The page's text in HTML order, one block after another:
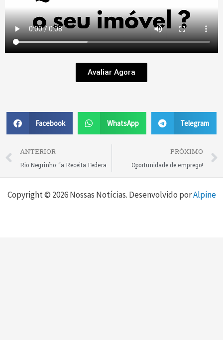
Avaliar Agora
Facebook WhatsApp Telegram
Prev
ANTERIOR
Rio Negrinho: “a Receita Federal está de olho no que você gasta, não no que você ganha”; especialista faz alerta sobre cruzamento de dados e outras informações importantes em evento realizado pela Secretaria de Desenvolvimento Econômico
PRÓXIMO
Oportunidade de emprego!
Copyright © 2026 Nossas Notícias. Desenvolvido porAlpine